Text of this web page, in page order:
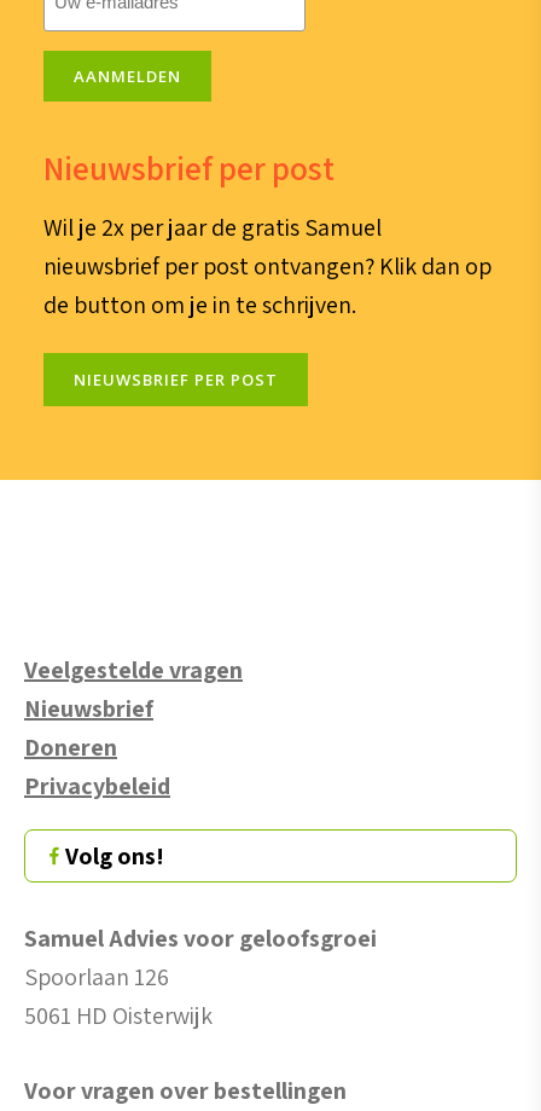
AANMELDEN
Nieuwsbrief per post
Wil je 2x per jaar de gratis Samuel
nieuwsbrief per post ontvangen? Klik dan op
de button om je in te schrijven.
NIEUWSBRIEF PER POST
Veelgestelde vragen
Nieuwsbrief
Doneren
Privacybeleid
Volg ons!
Samuel Advies voor geloofsgroei
Spoorlaan 126
5061 HD Oisterwijk
Voor vragen over bestellingen